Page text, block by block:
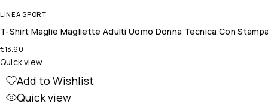
LINEA SPORT
T-Shirt Maglie Magliette Adulti Uomo Donna Tecnica Con
€13.90
Add to Wishlist
Quick view
Quick view